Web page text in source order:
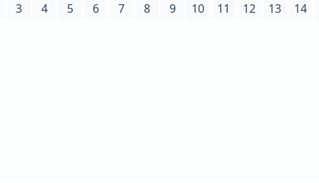
3 4 5 6 7 8 9 10 11 12 13 14